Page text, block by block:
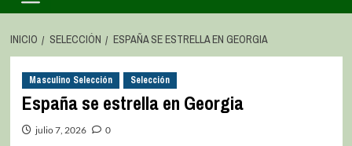
INICIO SELECCIÓN ESPAÑA SE ESTRELLA EN GEORGIA
Masculino Selección Selección
España se estrella en Georgia
julio 7, 2026 0